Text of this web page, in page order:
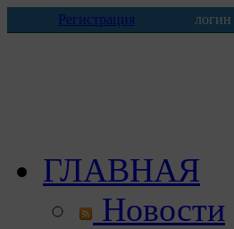
Регистрация логин
ГЛАВНАЯ
Новости